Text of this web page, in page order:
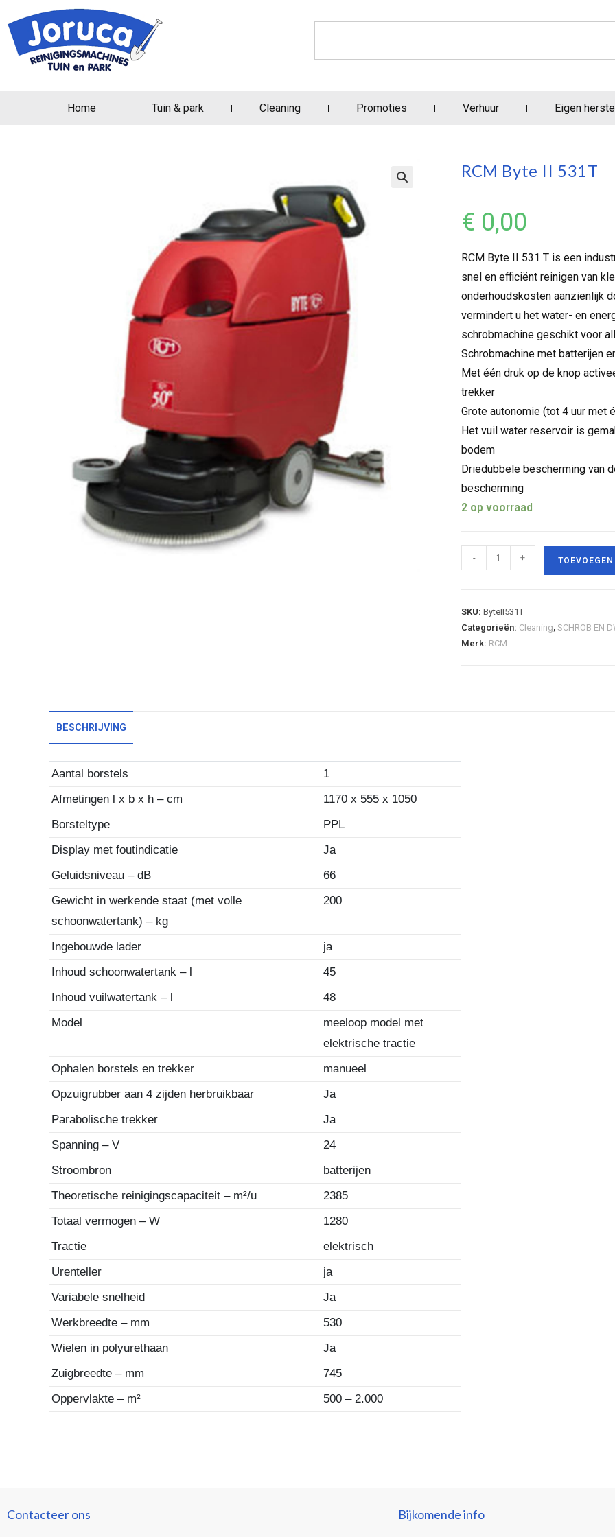
Home Tuin & park Cleaning Promoties Verhuur Eigen
RCM Byte II 531T
€ 0,00
RCM Byte II 531 T is een
snel en efficiënt reinigen van
onderhoudskosten aanzienlijk
vermindert u het water- en
schrobmachine geschikt voor
Schrobmachine met batterijen
Met één druk op de knop
trekker
Grote autonomie (tot 4 uur met
Het vuil water reservoir is
bodem
Driedubbele bescherming van
bescherming
2 op voorraad
- +
SKU: ByteII531T
Categorieën: Cleaning, SCHROB EN
Merk: RCM
BESCHRIJVING
Aantal borstels
1
Afmetingen l x b x h – cm
1170 x 555 x 1050
Borsteltype
PPL
Display met foutindicatie
Ja
Geluidsniveau – dB
66
Gewicht in werkende staat (met volle
schoonwatertank) – kg
200
Ingebouwde lader
ja
Inhoud schoonwatertank – l
45
Inhoud vuilwatertank – l
48
Model
meeloop model met
elektrische tractie
Ophalen borstels en trekker
manueel
Opzuigrubber aan 4 zijden herbruikbaar
Ja
Parabolische trekker
Ja
Spanning – V
24
Stroombron
batterijen
Theoretische reinigingscapaciteit – m²/u
2385
Totaal vermogen – W
1280
Tractie
elektrisch
Urenteller
ja
Variabele snelheid
Ja
Werkbreedte – mm
530
Wielen in polyurethaan
Ja
Zuigbreedte – mm
745
Oppervlakte – m²
500 – 2.000
Contacteer ons Bijkomende info